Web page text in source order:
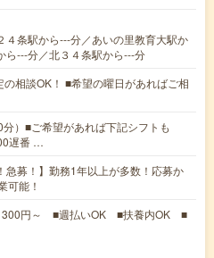
４条駅から---分／あいの里教育大駅か
ら---分／北３４条駅から---分
相談OK！ ■希望の曜日があればご相
）■ご希望があれば下記シフトも
遅番 …
急募！】勤務1年以上が多数！応募か
可能！
円～ ■週払いOK ■扶養内OK ■